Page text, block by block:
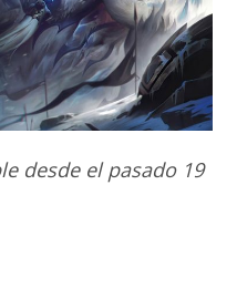
desde el pasado 19